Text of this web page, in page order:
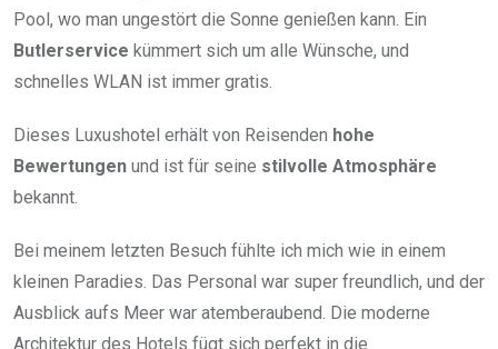
Pool, wo man ungestört die Sonne genießen kann. Ein
Butlerservice kümmert sich um alle Wünsche, und
schnelles WLAN ist immer gratis.
Dieses Luxushotel erhält von Reisenden hohe
Bewertungen und ist für seine stilvolle Atmosphäre
bekannt.
Bei meinem letzten Besuch fühlte ich mich wie in einem
kleinen Paradies. Das Personal war super freundlich, und der
Ausblick aufs Meer war atemberaubend. Die moderne
Architektur des Hotels fügt sich perfekt in die